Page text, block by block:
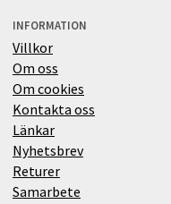
INFORMATION
Villkor
Om oss
Om cookies
Kontakta oss
Länkar
Nyhetsbrev
Returer
Samarbete